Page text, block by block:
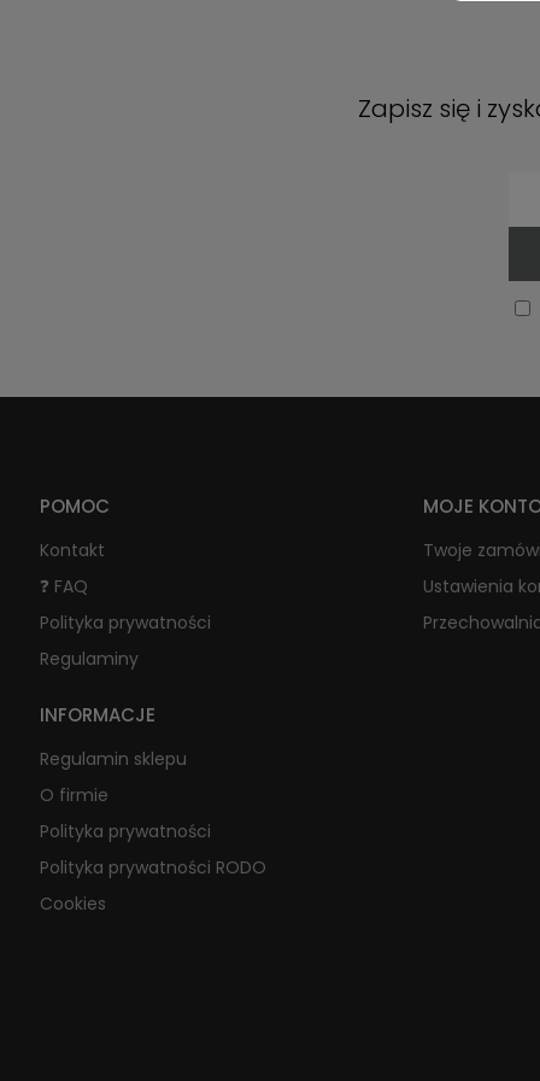
Zapisz się i
POMOC
Kontakt
❓ FAQ
Polityka prywatności
Regulaminy
MOJE
Twoje
Ustawienia
INFORMACJE
Regulamin sklepu
O firmie
Polityka prywatności
Polityka prywatności RODO
Cookies